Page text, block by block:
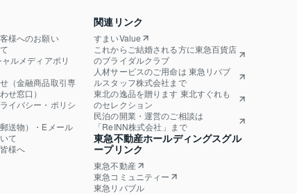
様へのお願い
ルメディアポリ
（金融商品取引専
せ窓口）
イバシー・ポリシ
送物）・Eメール
て
様へ
関連リンク
すまいValue
これからご結婚される方に東急百貨店
のブライダルクラブ
人材サービスのご用命は 東急リバブ
ルスタッフ株式会社まで
東北の逸品を贈ります 東北すぐれも
のセレクション
民泊の開業・運営のご相談は
「ReINN株式会社」まで
東急不動産ホールディングスグル
ープリンク
東急不動産
東急コミュニティー
東急リバブル